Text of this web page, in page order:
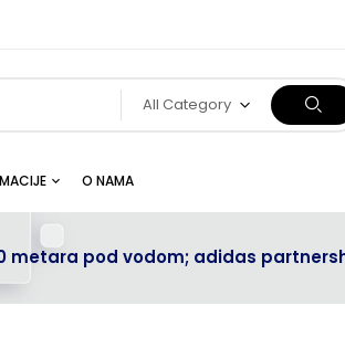
All Category
O NAMA
metara pod vodom; adidas